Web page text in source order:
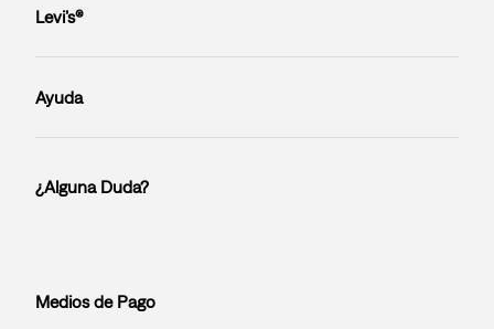
Levi’s®
Ayuda
¿Alguna Duda?
Medios de Pago